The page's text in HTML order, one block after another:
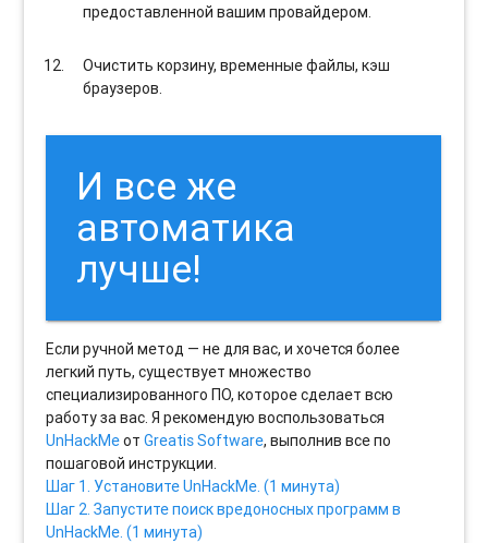
предоставленной вашим провайдером.
Очистить корзину, временные файлы, кэш
браузеров.
И все же
автоматика
лучше!
Если ручной метод — не для вас, и хочется более
легкий путь, существует множество
специализированного ПО, которое сделает всю
работу за вас. Я рекомендую воспользоваться
UnHackMeотGreatis Software, выполнив все по
пошаговой инструкции.
Шаг 1. Установите UnHackMe. (1 минута)
Шаг 2. Запустите поиск вредоносных программ в
UnHackMe. (1 минута)